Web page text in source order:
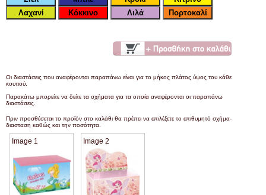
Οι διαστάσεις που αναφέρονται παραπάνω είναι για το μήκος πλάτος ύψος του κάθε
κουτιού.
Παρακάτω μπορείτε να δείτε τα σχήματα για τα οποία αναφέρονται οι παραπάνω
διαστάσεις.
Πριν προσθέσεται το προϊόν στο καλάθι θα πρέπει να επιλέξετε το επιθυμητό σχήμα-
διασταση καθώς και την ποσότητα.
Image 1 Image 2